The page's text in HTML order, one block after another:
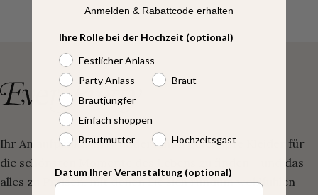
Ihr Anlaufpunkt, um wunderschön gefertigte Kleider für
die schönsten Momente des Lebens zu finden – und das
alles zu Preisen, mit denen Sie sich rundum wohlfühlen
Anmelden & Rabattcode erhalten
Ihre Rolle bei der Hochzeit (optional)
Festlicher Anlass
Party Anlass
Braut
Brautjungfer
Einfach shoppen
Brautmutter
Hochzeitsgast
Datum Ihrer Veranstaltung (optional)